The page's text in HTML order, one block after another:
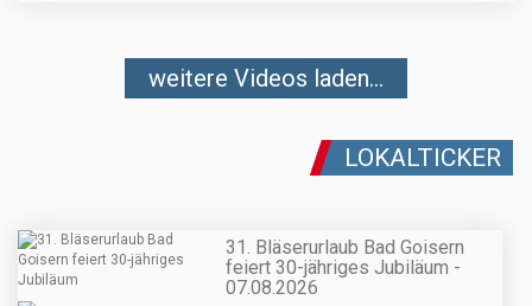
weitere Videos laden...
LOKALTICKER
31. Bläserurlaub Bad Goisern
feiert 30-jähriges Jubiläum -
07.08.2026